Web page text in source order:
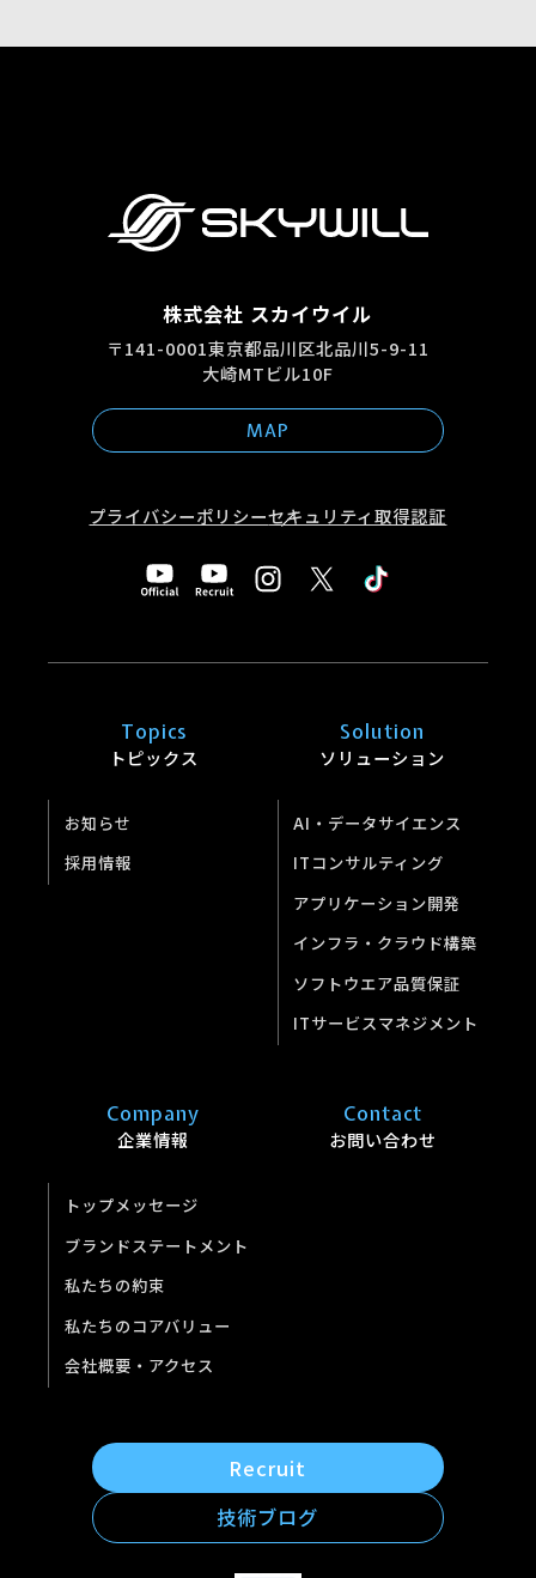
株式会社 スカイウイル
〒141-0001東京都品川区北品川5-9-11
大崎MTビル10F
MAP
プライバシーポリシーセキュリティ取得認証
Topics
トピックス
お知らせ
採用情報
Solution
ソリューション
AI・データサイエンス
ITコンサルティング
アプリケーション開発
インフラ・クラウド構築
ソフトウエア品質保証
ITサービスマネジメント
Company
企業情報
トップメッセージ
ブランドステートメント
私たちの約束
私たちのコアバリュー
会社概要・アクセス
Contact
お問い合わせ
Recruit
技術ブログ